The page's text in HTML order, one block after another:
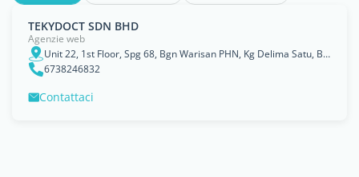
TEKYDOCT SDN BHD
Agenzie web
Unit 22, 1st Floor, Spg 68, Bgn Warisan PHN, Kg Delima Satu, Bandar Seri Begawan, BB4713. Brunei Darussalam., Brunei and Muara
6738246832
Contattaci